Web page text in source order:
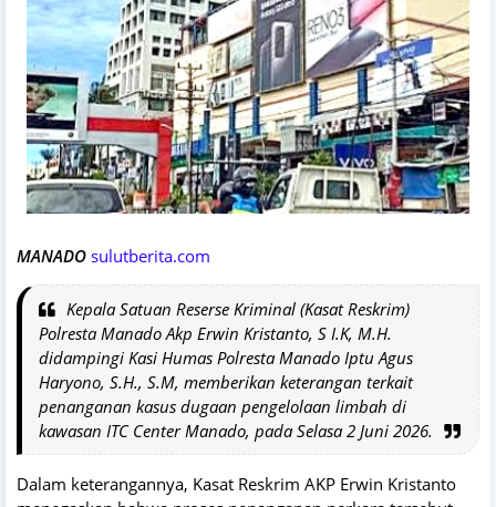
MANADO sulutberita.com
Kepala Satuan Reserse Kriminal (Kasat Reskrim)
Polresta Manado Akp Erwin Kristanto, S I.K, M.H.
didampingi Kasi Humas Polresta Manado Iptu Agus
Haryono, S.H., S.M, memberikan keterangan terkait
penanganan kasus dugaan pengelolaan limbah di
kawasan ITC Center Manado, pada Selasa 2 Juni 2026.
Dalam keterangannya, Kasat Reskrim AKP Erwin Kristanto